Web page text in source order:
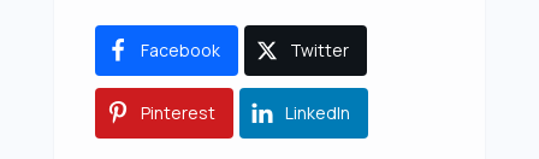
Facebook Twitter
Pinterest LinkedIn